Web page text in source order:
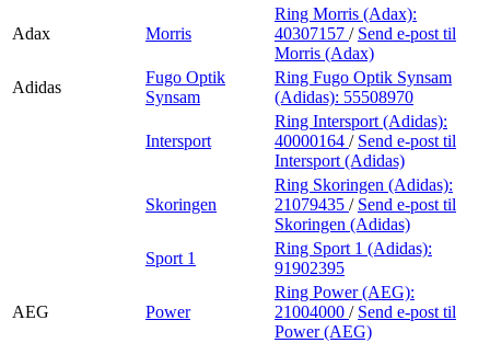
Adax Morris
Ring Morris (Adax):
40307157 / Send e-post til
Morris (Adax)
Adidas
Fugo Optik
Synsam
Ring Fugo Optik Synsam
(Adidas): 55508970
Intersport
Ring Intersport (Adidas):
40000164 / Send e-post til
Intersport (Adidas)
Skoringen
Ring Skoringen (Adidas):
21079435 / Send e-post til
Skoringen (Adidas)
Sport 1
Ring Sport 1 (Adidas):
91902395
AEG Power
Ring Power (AEG):
21004000 / Send e-post til
Power (AEG)